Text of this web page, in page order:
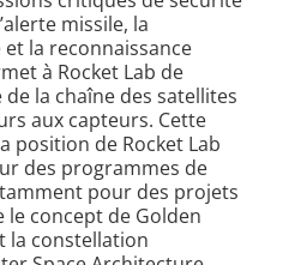
missile, la
la reconnaissance
à Rocket Lab de
la chaîne des satellites
aux capteurs. Cette
position de Rocket Lab
des programmes de
pour des projets
concept de Golden
la constellation